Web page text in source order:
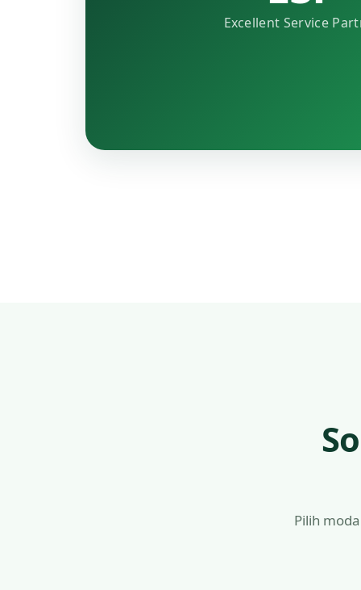
Excellent Service
Pilih